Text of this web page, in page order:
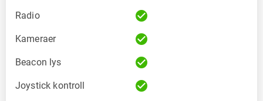
Radio check_circle
Kameraer check_circle
Beacon lys check_circle
Joystick kontroll check_circle